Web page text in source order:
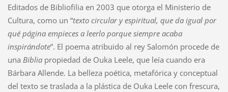
Editados de Bibliofilia en 2003 que otorga el Ministerio de
Cultura, como un “texto circular y espiritual, que da igual por
qué página empieces a leerlo porque siempre acaba
inspirándote”. El poema atribuido al rey Salomón procede de
una Biblia propiedad de Ouka Leele, que leía cuando era
Bárbara Allende. La belleza poética, metafórica y conceptual
del texto se traslada a la plástica de Ouka Leele con frescura,